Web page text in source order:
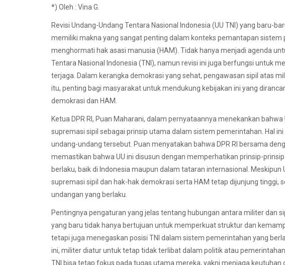
*) Oleh : Vina G.
Revisi Undang-Undang Tentara Nasional Indonesia (UU TNI) yang baru-
memiliki makna yang sangat penting dalam konteks pemantapan
menghormati hak asasi manusia (HAM). Tidak hanya menjadi agenda
Tentara Nasional Indonesia (TNI), namun revisi ini juga berfungsi untuk
terjaga. Dalam kerangka demokrasi yang sehat, pengawasan sipil atas
itu, penting bagi masyarakat untuk mendukung kebijakan ini yang
demokrasi dan HAM.
Ketua DPR RI, Puan Maharani, dalam pernyataannya menekankan
supremasi sipil sebagai prinsip utama dalam sistem pemerintahan. Hal
undang-undang tersebut. Puan menyatakan bahwa DPR RI bersama
memastikan bahwa UU ini disusun dengan memperhatikan prinsip-
berlaku, baik di Indonesia maupun dalam tataran internasional. Meskipun
supremasi sipil dan hak-hak demokrasi serta HAM tetap dijunjung tinggi,
undangan yang berlaku.
Pentingnya pengaturan yang jelas tentang hubungan antara militer dan
yang baru tidak hanya bertujuan untuk memperkuat struktur dan
tetapi juga menegaskan posisi TNI dalam sistem pemerintahan yang
ini, militer diatur untuk tetap tidak terlibat dalam politik atau
TNI bisa tetap fokus pada tugas utama mereka, yakni menjaga